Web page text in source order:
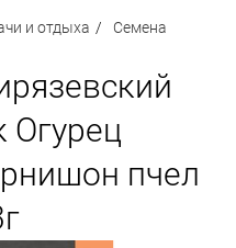
и отдыха Семена
Огурец
пчел